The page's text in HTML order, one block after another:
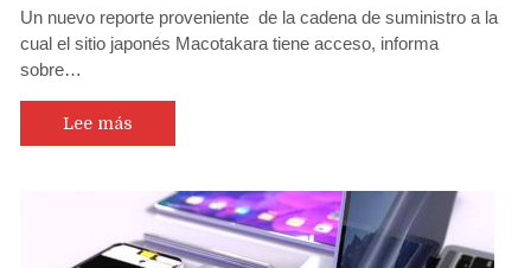
Un nuevo reporte proveniente de la cadena de suministro a la
cual el sitio japonés Macotakara tiene acceso, informa
sobre…
Lee más